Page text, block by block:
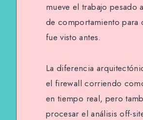
mueve el trabajo pesado
de comportamiento para
fue visto antes.
La diferencia
el firewall corriendo
en tiempo real, pero
procesar el análisis off-